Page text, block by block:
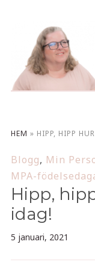
HEM » HIPP, HIPP
Blogg, Min
MPA-
Hipp,
idag!
5 januari, 2021